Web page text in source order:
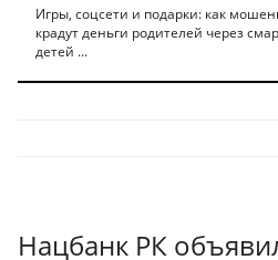
Игры, соцсети и подарки: как
крадут деньги родителей через
детей ...
Нацбанк РК